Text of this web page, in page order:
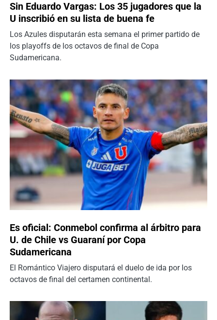
Sin Eduardo Vargas: Los 35 jugadores que la
U inscribió en su lista de buena fe
Los Azules disputarán esta semana el primer partido de
los playoffs de los octavos de final de Copa
Sudamericana.
Es oficial: Conmebol confirma al árbitro para
U. de Chile vs Guaraní por Copa
Sudamericana
El Romántico Viajero disputará el duelo de ida por los
octavos de final del certamen continental.